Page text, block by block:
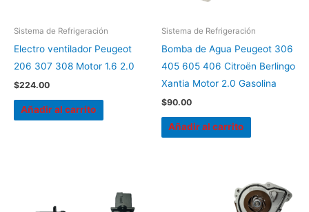
Sistema de Refrigeración
Electro ventilador Peugeot
206 307 308 Motor 1.6 2.0
$224.00
Añadir al carrito
Sistema de Refrigeración
Bomba de Agua Peugeot 306
405 605 406 Citroën Berlingo
Xantia Motor 2.0 Gasolina
$90.00
Añadir al carrito